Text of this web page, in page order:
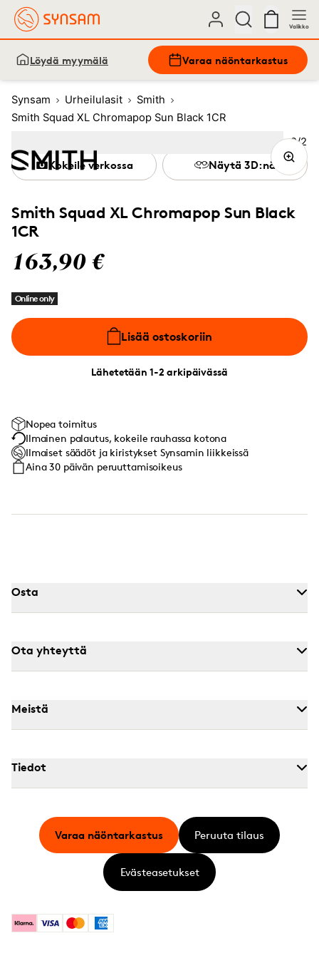
Valikko
Löydä myymälä Varaa näöntarkastus
Synsam Urheilulasit
Smith
Smith Squad XL Chromapop Sun Black 1CR
Smith Squad XL Chromapop Sun Black
1CR
163,90 €
Online only
Lisää ostoskoriin
Lähetetään 1-2 arkipäivässä
Kokeile verkossa Näytä 3D:nä
Nopea toimitus
Ilmainen palautus, kokeile rauhassa kotona
Ilmaiset säädöt ja kiristykset Synsamin liikkeissä
Aina 30 päivän peruuttamisoikeus
Kuva
2/2
Image (Current image)
Osta
Ota yhteyttä
Meistä
Tiedot
KlarnaVisa MastercardAmerican Express
Varaa näöntarkastus Peruuta tilaus
Evästeasetukset